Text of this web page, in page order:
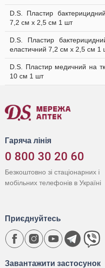
D.S. Пластир
7,2 см х 2,5 см 1 шт
D.S. Пластир
еластичний 7,2 см х 2,5 см 1
D.S. Пластир медичний на
10 см 1 шт
Гаряча лінія
0 800 30 20 60
Безкоштовно зі стаціонарних і
мобільних телефонів в Україні
Завантажити застосунок
Приєднуйтесь